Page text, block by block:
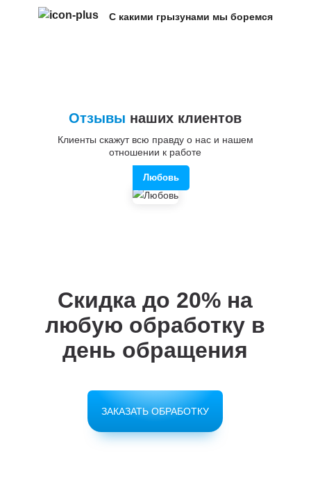
С какими грызунами мы боремся
Отзывы наших клиентов
Клиенты скажут всю правду о нас и нашем
отношении к работе
Любовь
Скидка до 20% на
любую обработку в
день обращения
ЗАКАЗАТЬ ОБРАБОТКУ